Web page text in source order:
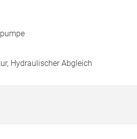
Hydraulischer Abgleich